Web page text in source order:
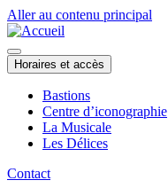
Aller au contenu principal
Horaires et accès
Bastions
Centre d’iconographie
La Musicale
Les Délices
Contact